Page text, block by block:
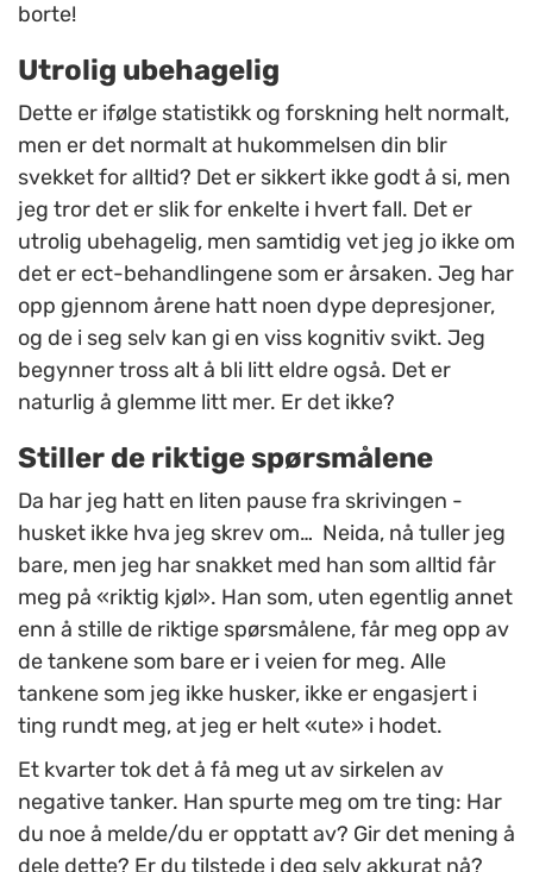
borte!
Utrolig ubehagelig
Dette er ifølge statistikk og forskning helt normalt,
men er det normalt at hukommelsen din blir
svekket for alltid? Det er sikkert ikke godt å si, men
jeg tror det er slik for enkelte i hvert fall. Det er
utrolig ubehagelig, men samtidig vet jeg jo ikke om
det er ect-behandlingene som er årsaken. Jeg har
opp gjennom årene hatt noen dype depresjoner,
og de i seg selv kan gi en viss kognitiv svikt. Jeg
begynner tross alt å bli litt eldre også. Det er
naturlig å glemme litt mer. Er det ikke?
Stiller de riktige spørsmålene
Da har jeg hatt en liten pause fra skrivingen -
husket ikke hva jeg skrev om… Neida, nå tuller jeg
bare, men jeg har snakket med han som alltid får
meg på «riktig kjøl». Han som, uten egentlig annet
enn å stille de riktige spørsmålene, får meg opp av
de tankene som bare er i veien for meg. Alle
tankene som jeg ikke husker, ikke er engasjert i
ting rundt meg, at jeg er helt «ute» i hodet.
Et kvarter tok det å få meg ut av sirkelen av
negative tanker. Han spurte meg om tre ting: Har
du noe å melde/du er opptatt av? Gir det mening å
dele dette? Er du tilstede i deg selv akkurat nå?